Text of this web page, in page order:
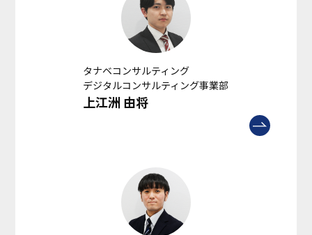
タナベコンサルティング
デジタルコンサルティング事業部
上江洲 由将